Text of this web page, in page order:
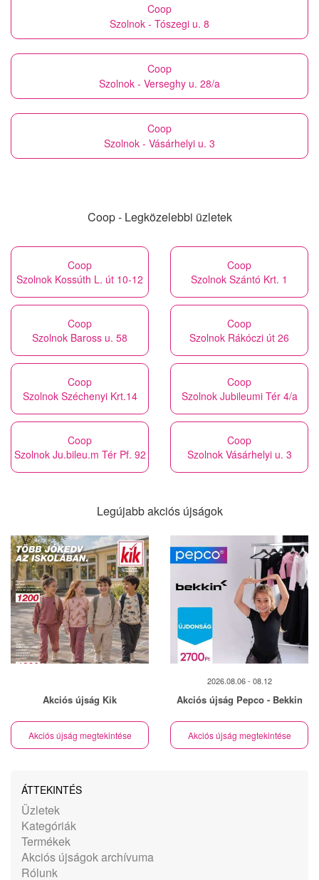
Coop
Szolnok - Tószegi u. 8
Coop
Szolnok - Verseghy u. 28/a
Coop
Szolnok - Vásárhelyi u. 3
Coop - Legközelebbi üzletek
Coop
Szolnok Kossúth L. út 10-12
Coop
Szolnok Szántó Krt. 1
Coop
Szolnok Baross u. 58
Coop
Szolnok Rákóczi út 26
Coop
Szolnok Széchenyi Krt.14
Coop
Szolnok Jubileumi Tér 4/a
Coop
Szolnok Ju.bileu.m Tér Pf. 92
Coop
Szolnok Vásárhelyi u. 3
Legújabb akciós újságok
Akciós újság Kik
Akciós újság megtekintése
2026.08.06 - 08.12
Akciós újság Pepco - Bekkin
Akciós újság megtekintése
ÁTTEKINTÉS
Üzletek
Kategóriák
Termékek
Akciós újságok archívuma
Rólunk